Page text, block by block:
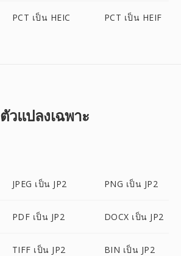
PCT เป็น HEIC PCT เป็น HEIF
ตัวแปลงเฉพาะ
JPEG เป็น JP2 PNG เป็น JP2
PDF เป็น JP2 DOCX เป็น JP2
TIFF เป็น JP2 BIN เป็น JP2